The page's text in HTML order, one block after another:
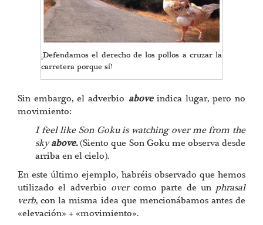
¡Defendamos el derecho de los pollos a cruzar la
carretera porque sí!
Sin embargo, el adverbio above indica lugar, pero no
movimiento:
I feel like Son Goku is watching over me from the
skyabove.(Siento que Son Goku me observa desde
arriba en el cielo).
En este último ejemplo, habréis observado que hemos
utilizado el adverbio overcomo parte de un phrasal
verb, con la misma idea que mencionábamos antes de
«elevación» + «movimiento».